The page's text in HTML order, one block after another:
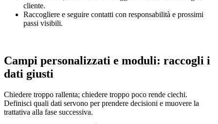
cliente.
Raccogliere e seguire contatti con responsabilità e prossimi
passi visibili.
Campi personalizzati e moduli: raccogli i
dati giusti
Chiedere troppo rallenta; chiedere troppo poco rende ciechi.
Definisci quali dati servono per prendere decisioni e muovere la
trattativa alla fase successiva.